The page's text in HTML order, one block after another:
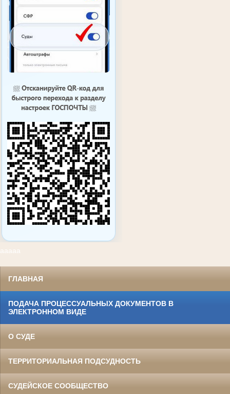
ааааа
ГЛАВНАЯ
ПОДАЧА ПРОЦЕССУАЛЬНЫХ ДОКУМЕНТОВ В
ЭЛЕКТРОННОМ ВИДЕ
О СУДЕ
ТЕРРИТОРИАЛЬНАЯ ПОДСУДНОСТЬ
СУДЕЙСКОЕ СООБЩЕСТВО